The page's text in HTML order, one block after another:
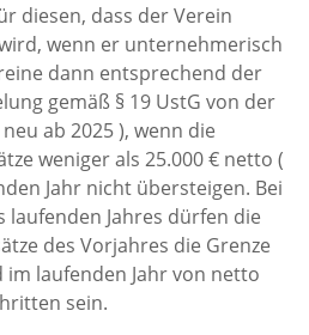
diesen, dass der Verein
wenn er unternehmerisch
dann entsprechend der
gemäß § 19 UstG von der
ab 2025 ), wenn die
weniger als 25.000 € netto (
Jahr nicht übersteigen. Bei
laufenden Jahres dürfen die
des Vorjahres die Grenze
laufenden Jahr von netto
sein.